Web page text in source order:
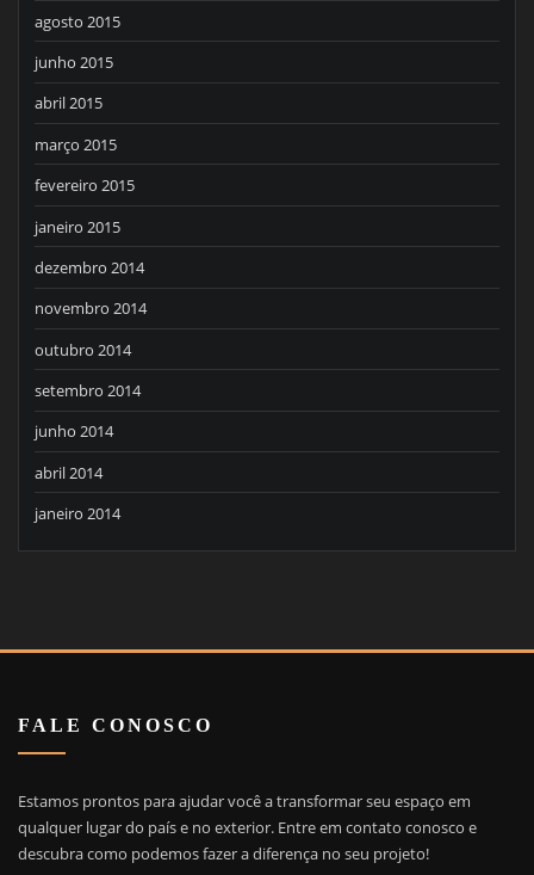
agosto 2015
junho 2015
abril 2015
março 2015
fevereiro 2015
janeiro 2015
dezembro 2014
novembro 2014
outubro 2014
setembro 2014
junho 2014
abril 2014
janeiro 2014
FALE CONOSCO
Estamos prontos para ajudar você a transformar seu espaço em
qualquer lugar do país e no exterior. Entre em contato conosco e
descubra como podemos fazer a diferença no seu projeto!